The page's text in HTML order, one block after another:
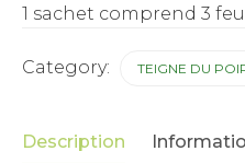
1 sachet comprend 3
Category: TEIGNE DU
Description